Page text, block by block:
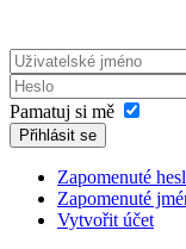
Pamatuj si mě
Přihlásit se
Zapomenuté
Zapomenuté
Vytvořit účet